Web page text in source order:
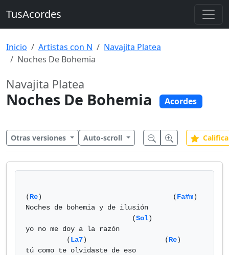
TusAcordes
Inicio Artistas con N
Navajita Platea
Noches De Bohemia
Navajita Platea
Noches De Bohemia Acordes
Otras versiones Auto-scroll
(Re)                                (Fa#m)
Noches de bohemia y de ilusión
                          (
Sol)
yo no me doy a la razón
          (
La7)                   (Re)
tú como te olvidaste de eso